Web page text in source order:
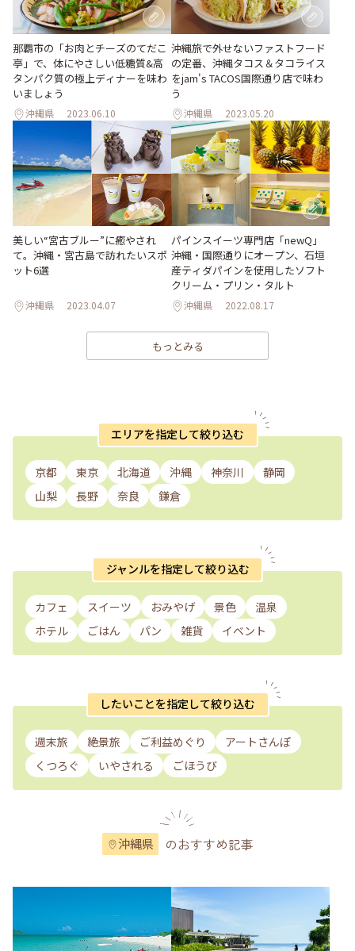
那覇市の「お肉とチーズのてだこ
亭」で、体にやさしい低糖質&高
タンパク質の極上ディナーを味わ
いましょう
沖縄県 2023.06.10
沖縄旅で外せないファストフード
の定番、沖縄タコス＆タコライス
をjam's TACOS国際通り店で味わ
う
沖縄県 2023.05.20
美しい“宮古ブルー”に癒やされ
て。沖縄・宮古島で訪れたいスポ
ット6選
沖縄県 2023.04.07
パインスイーツ専門店「newQ」
沖縄・国際通りにオープン、石垣
産ティダパインを使用したソフト
クリーム・プリン・タルト
沖縄県 2022.08.17
もっとみる
エリアを指定して絞り込む
京都 東京 北海道 沖縄 神奈川
静岡
山梨
長野 奈良 鎌倉
ジャンルを指定して絞り込む
カフェ スイーツ おみやげ 景色
温泉
ホテル
ごはん パン 雑貨 イベント
したいことを指定して絞り込む
週末旅 絶景旅 ご利益めぐり
アートさんぽ
くつろぐ
いやされる ごほうび
沖縄県 のおすすめ記事